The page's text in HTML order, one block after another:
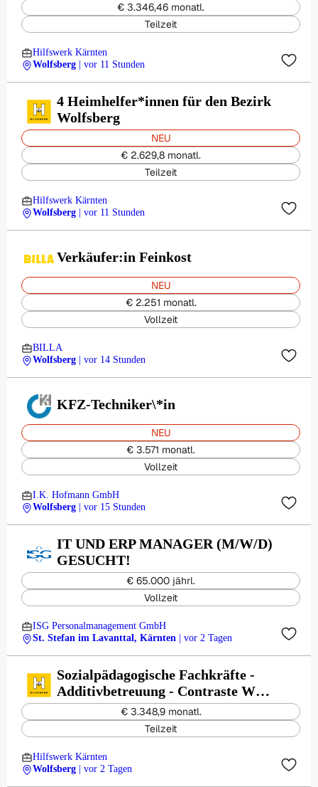
€ 3.346,46 monatl.
Teilzeit
Hilfswerk Kärnten
Wolfsberg
| vor 11 Stunden
4 Heimhelfer*innen für den Bezirk
Wolfsberg
NEU
€ 2.629,8 monatl.
Teilzeit
Hilfswerk Kärnten
Wolfsberg
| vor 11 Stunden
Verkäufer:in Feinkost
NEU
€ 2.251 monatl.
Vollzeit
BILLA
Wolfsberg
| vor 14 Stunden
KFZ-Techniker\*in
NEU
€ 3.571 monatl.
Vollzeit
I.K. Hofmann GmbH
Wolfsberg
| vor 15 Stunden
IT UND ERP MANAGER (M/W/D)
GESUCHT!
€ 65.000 jährl.
Vollzeit
ISG Personalmanagement GmbH
St. Stefan im Lavanttal, Kärnten
| vor 2 Tagen
Sozialpädagogische Fachkräfte -
Additivbetreuung - Contraste WG
Wolfsberg€ 3.348,9 monatl.
Teilzeit
Hilfswerk Kärnten
Wolfsberg
| vor 2 Tagen